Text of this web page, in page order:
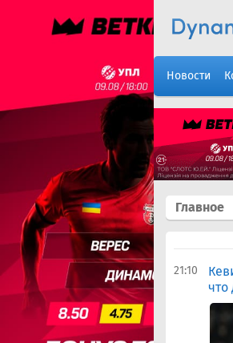
Новости
Главное
21:10
что